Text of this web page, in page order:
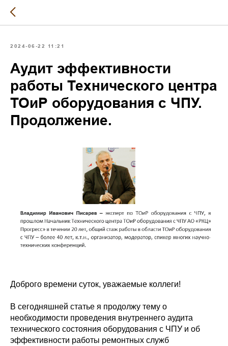
2024-06-22 11:21
Аудит эффективности
работы Технического центра
ТОиР оборудования с ЧПУ.
Продолжение.
Доброго времени суток, уважаемые коллеги!
В сегодняшней статье я продолжу тему о
необходимости проведения внутреннего аудита
технического состояния оборудования с ЧПУ и об
эффективности работы ремонтных служб